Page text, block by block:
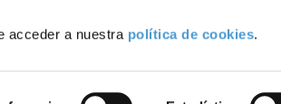
acceder a nuestra política de cookies.